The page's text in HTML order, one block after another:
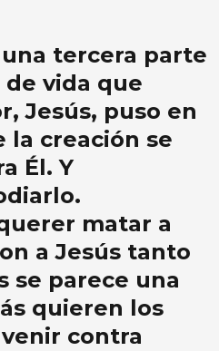
tercera parte
vida que
Jesús, puso en
la creación se
Él. Y
matar a
a Jesús tanto
se parece una
quieren los
contra